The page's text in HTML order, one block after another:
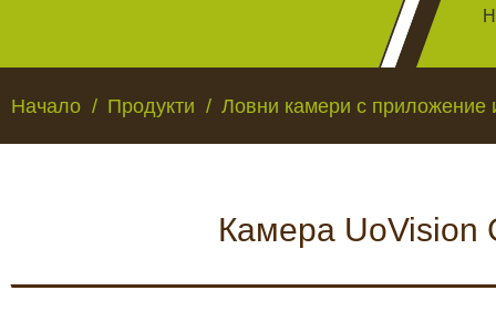
ЛОВНИ КАМЕРИ ФОТОКАПАНИ
Ловни камери
Камери за
Начало Продукти Ловни камери с приложение
Камера UoVision